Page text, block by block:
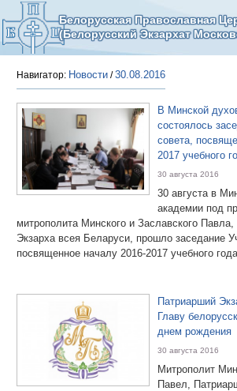
Белорусская Православная
(Белорусский Экзархат
Навигатор: Новости /30.08.2016
В Минской
состоялось
совета,
2017 учебного
30 августа 2016
30 августа в
академии под
митрополита Минского и Заславского
Экзарха всея Беларуси, прошло заседание
посвященное началу 2016-2017 учебного
Патриарший
Главу
днем рождения
30 августа 2016
Митрополит
Павел,